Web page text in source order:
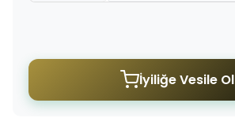
İyiliğe Vesile Ol